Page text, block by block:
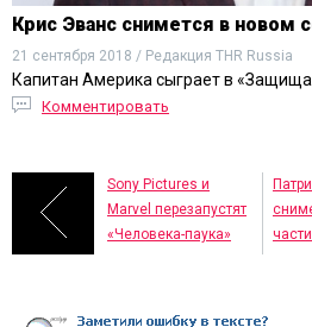
Крис Эванс снимется в новом
21 сентября 2018 / Редакция THR Russia
Капитан Америка сыграет в
Комментировать
Sony Pictures и
Marvel перезапустят
«Человека-паука»